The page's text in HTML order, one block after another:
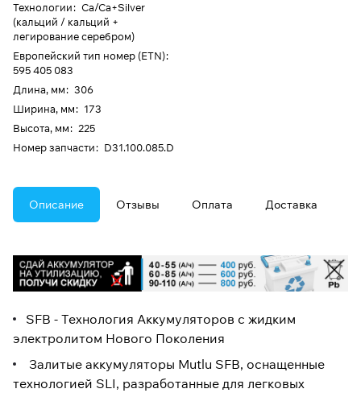
Технологии: Ca/Ca+Silver
(кальций / кальций +
легирование серебром)
Европейский тип номер (ETN):
595 405 083
Длина, мм: 306
Ширина, мм: 173
Высота, мм: 225
Номер запчасти: D31.100.085.D
Описание Отзывы Оплата Доставка
SFB - Технология Аккумуляторов с жидким
электролитом Нового Поколения
Залитые аккумуляторы Mutlu SFB, оснащенные
технологией SLI, разработанные для легковых